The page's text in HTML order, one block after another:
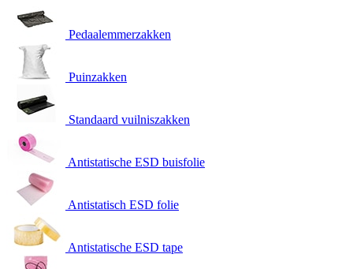
Pedaalemmerzakken
Puinzakken
Standaard vuilniszakken
Antistatische ESD buisfolie
Antistatisch ESD folie
Antistatische ESD tape